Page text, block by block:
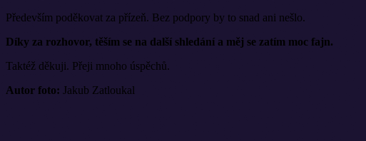
Především poděkovat za přízeň. Bez podpory by to snad ani nešlo.
Díky za rozhovor, těším se na další shledání a měj se zatím moc fajn.
Taktéž děkuji. Přeji mnoho úspěchů.
Autor foto: Jakub Zatloukal